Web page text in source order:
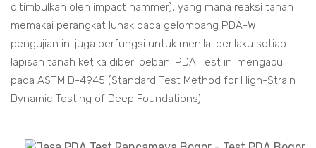
ditimbulkan oleh impact hammer), yang mana reaksi tanah
memakai perangkat lunak pada gelombang PDA-W
pengujian ini juga berfungsi untuk menilai perilaku setiap
lapisan tanah ketika diberi beban. PDA Test ini mengacu
pada ASTM D-4945 (Standard Test Method for High-Strain
Dynamic Testing of Deep Foundations).